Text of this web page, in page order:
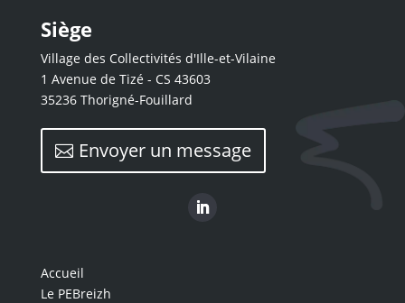
Siège
Village des Collectivités d'Ille-et-Vilaine
1 Avenue de Tizé - CS 43603
35236 Thorigné-Fouillard
Envoyer un message
Accueil
Le PEBreizh